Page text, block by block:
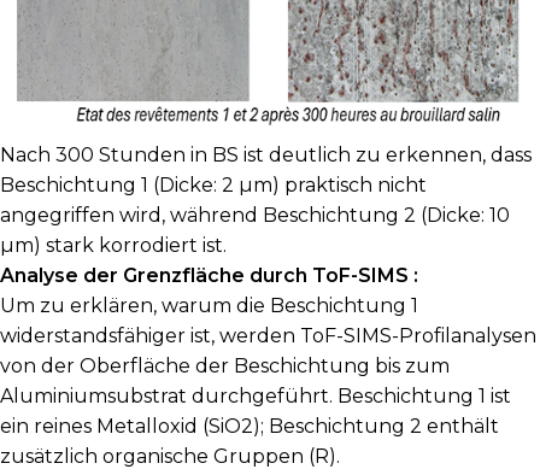
Nach 300 Stunden in BS ist deutlich zu erkennen, dass
Beschichtung 1 (Dicke: 2 µm) praktisch nicht
angegriffen wird, während Beschichtung 2 (Dicke: 10
µm) stark korrodiert ist.
Analyse der Grenzfläche durch ToF-SIMS :
Um zu erklären, warum die Beschichtung 1
widerstandsfähiger ist, werden ToF-SIMS-Profilanalysen
von der Oberfläche der Beschichtung bis zum
Aluminiumsubstrat durchgeführt. Beschichtung 1 ist
ein reines Metalloxid (SiO2); Beschichtung 2 enthält
zusätzlich organische Gruppen (R).